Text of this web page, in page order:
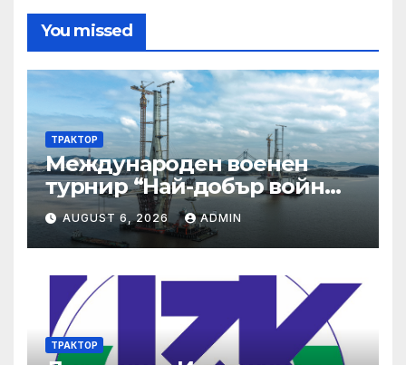
You missed
ТРАКТОР
Международен военен
турнир “Най-добър войн
2025”
AUGUST 6, 2026 ADMIN
ТРАКТОР